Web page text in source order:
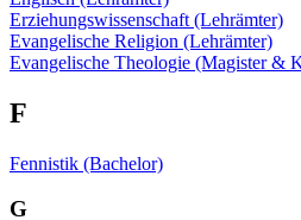
Erziehungswissenschaft (Lehrämter)
Evangelische Religion (Lehrämter)
Evangelische Theologie (Magister &
F
Fennistik (Bachelor)
G